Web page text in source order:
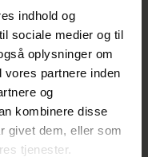
indhold og
sociale medier og til
oplysninger om
partnere inden
og
kombinere disse
givet dem, eller som
tjenester.
du vores
privatlivspolitik